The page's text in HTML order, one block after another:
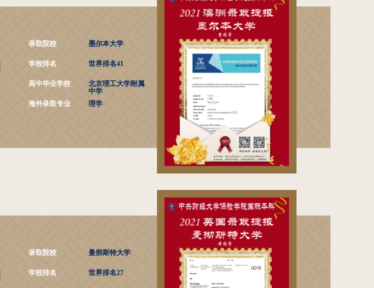
录取院校 墨尔本大学
学校排名 世界排名41
高中毕业学校
北京理工大学附属
中学
海外录取专业
理学
录取院校 曼彻斯特大学
学校排名 世界排名27